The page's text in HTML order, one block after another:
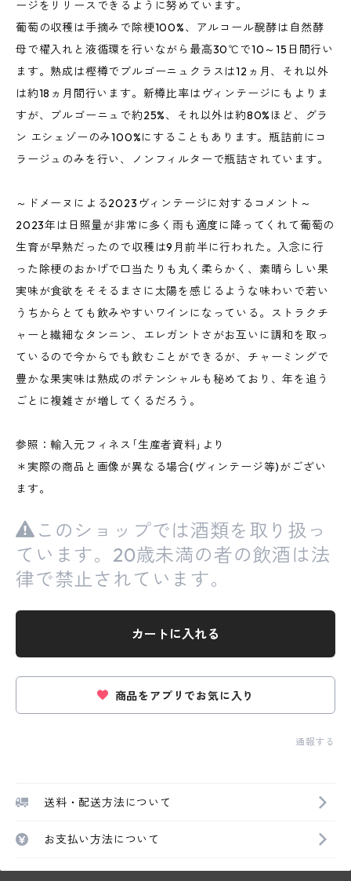
ージをリリースできるように努めています。
葡萄の収穫は手摘みで除梗100%、アルコール醗酵は自然酵
母で櫂入れと液循環を行いながら最高30℃で10～15日間行い
ます。熟成は樫樽でブルゴーニュクラスは12ヵ月、それ以外
は約18ヵ月間行います。新樽比率はヴィンテージにもよりま
すが、ブルゴーニュで約25%、それ以外は約80%ほど、グラ
ン エシェゾーのみ100%にすることもあります。瓶詰前にコ
ラージュのみを行い、ノンフィルターで瓶詰されています。
～ドメーヌによる2023ヴィンテージに対するコメント～
2023年は日照量が非常に多く雨も適度に降ってくれて葡萄の
生育が早熟だったので収穫は9月前半に行われた。入念に行
った除梗のおかげで口当たりも丸く柔らかく、素晴らしい果
実味が食欲をそそるまさに太陽を感じるような味わいで若い
うちからとても飲みやすいワインになっている。ストラクチ
ャーと繊細なタンニン、エレガントさがお互いに調和を取っ
ているので今からでも飲むことができるが、チャーミングで
豊かな果実味は熟成のポテンシャルも秘めており、年を追う
ごとに複雑さが増してくるだろう。
参照：輸入元フィネス｢生産者資料｣より
＊実際の商品と画像が異なる場合(ヴィンテージ等)がござい
ます。
このショップでは酒類を取り扱っ
ています。20歳未満の者の飲酒は法
律で禁止されています。
カートに入れる
商品をアプリでお気に入り
通報する
送料・配送方法について
お支払い方法について